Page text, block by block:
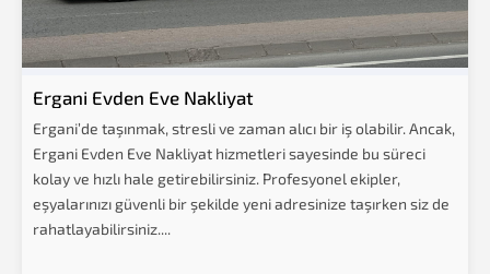
Ergani Evden Eve Nakliyat
Ergani’de taşınmak, stresli ve zaman alıcı bir iş olabilir. Ancak,
Ergani Evden Eve Nakliyat hizmetleri sayesinde bu süreci
kolay ve hızlı hale getirebilirsiniz. Profesyonel ekipler,
eşyalarınızı güvenli bir şekilde yeni adresinize taşırken siz de
rahatlayabilirsiniz....